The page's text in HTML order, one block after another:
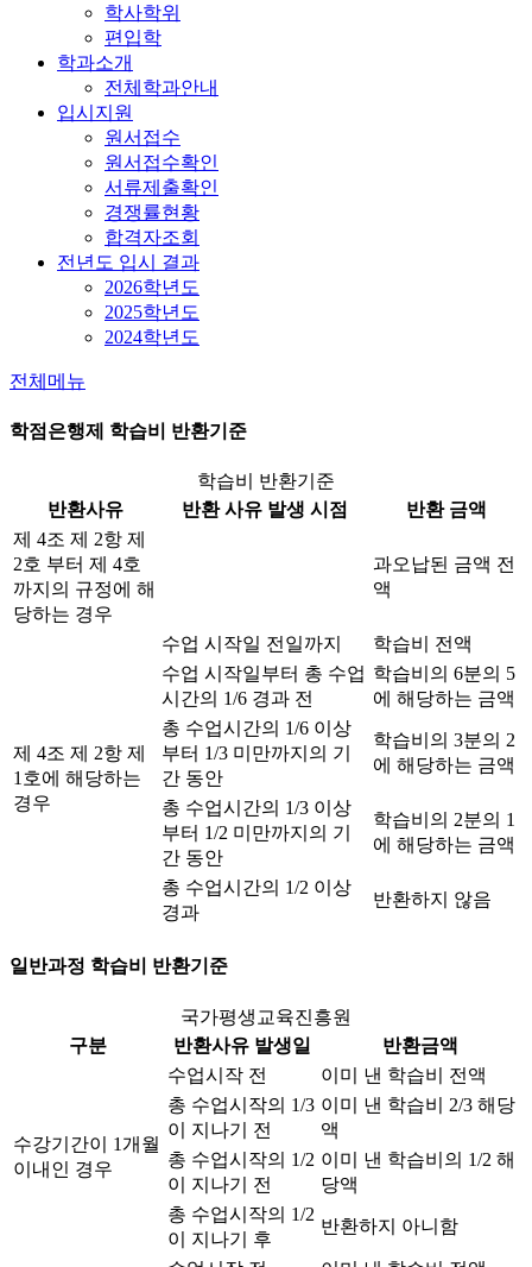
학사학위
편입학
학과소개
전체학과안내
입시지원
원서접수
원서접수확인
서류제출확인
경쟁률현황
합격자조회
전년도 입시 결과
2026학년도
2025학년도
2024학년도
전체메뉴
학점은행제 학습비 반환기준
학습비 반환기준
반환사유
반환 사유 발생 시점
반환 금액
제 4조 제 2항 제
2호 부터 제 4호
까지의 규정에 해
당하는 경우
과오납된 금액 전
액
제 4조 제 2항 제
1호에 해당하는
경우
수업 시작일 전일까지
학습비 전액
수업 시작일부터 총 수업
시간의 1/6 경과 전
학습비의 6분의 5
에 해당하는 금액
총 수업시간의 1/6 이상
부터 1/3 미만까지의 기
간 동안
학습비의 3분의 2
에 해당하는 금액
총 수업시간의 1/3 이상
부터 1/2 미만까지의 기
간 동안
학습비의 2분의 1
에 해당하는 금액
총 수업시간의 1/2 이상
경과
반환하지 않음
일반과정 학습비 반환기준
국가평생교육진흥원
구분
반환사유 발생일 반환금액
수강기간이 1개월
이내인 경우
수업시작 전
이미 낸 학습비 전액
총 수업시작의 1/3
이 지나기 전
이미 낸 학습비 2/3 해당
액
총 수업시작의 1/2
이 지나기 전
이미 낸 학습비의 1/2 해
당액
총 수업시작의 1/2
이 지나기 후
반환하지 아니함